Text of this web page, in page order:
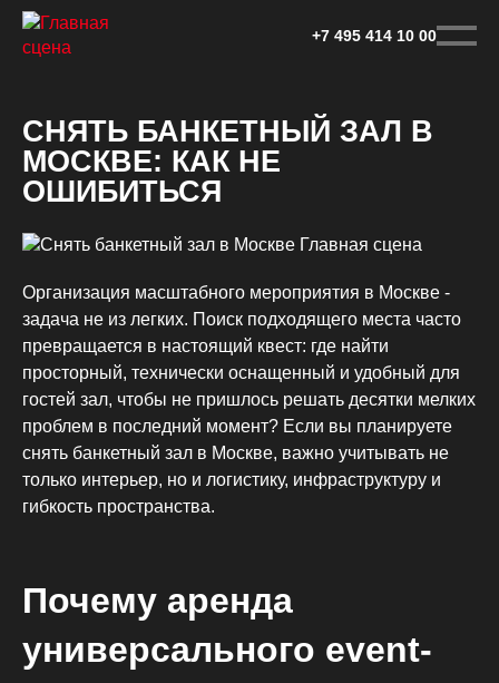
Перейти
основному
+7 495 414 10 00
СНЯТЬ БАНКЕТНЫЙ ЗАЛ В
МОСКВЕ: КАК НЕ
ОШИБИТЬСЯ
Организация масштабного мероприятия в Москве -
задача не из легких. Поиск подходящего места часто
превращается в настоящий квест: где найти
просторный, технически оснащенный и удобный для
гостей зал, чтобы не пришлось решать десятки мелких
проблем в последний момент? Если вы планируете
снять банкетный зал в Москве, важно учитывать не
только интерьер, но и логистику, инфраструктуру и
гибкость пространства.
Почему аренда
универсального event-